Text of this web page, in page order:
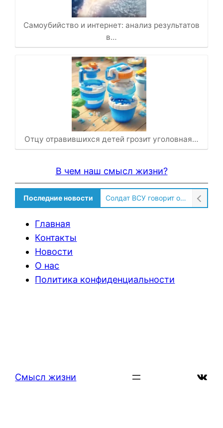
Самоубийство и интернет: анализ результатов
в…
Отцу отравившихся детей грозит уголовная…
В чем наш смысл жизни?
Последние новости Солдат ВСУ говорит о том, чтобы продавали топливо для ремонта техники в Угледаре
Главная
Контакты
Новости
О нас
Политика конфиденциальности
Смысл жизни